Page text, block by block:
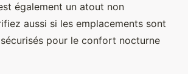
également un atout non
aussi si les emplacements sont
pour le confort nocturne